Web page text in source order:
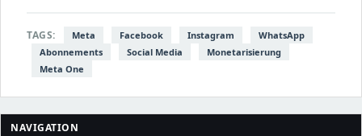
NAVIGATION
TAGS: Meta Facebook Instagram
WhatsApp
Abonnements
Social Media
Monetarisierung
Meta One